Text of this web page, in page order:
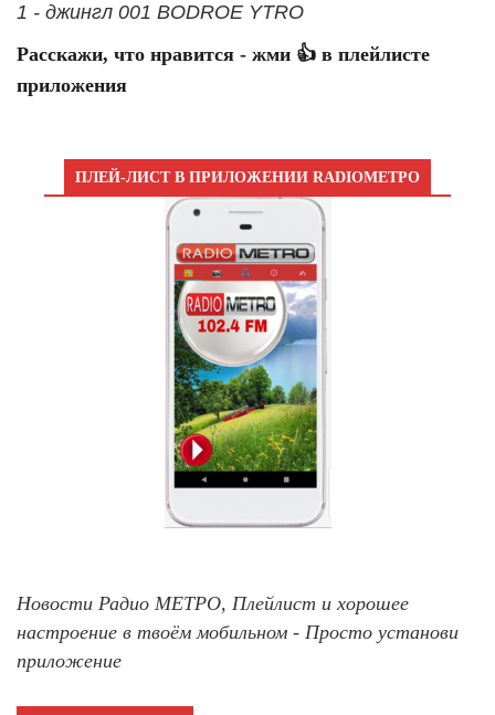
1 - джингл 001 BODROE YTRO
Расскажи, что нравится - жми 👍 в плейлисте
приложения
ПЛЕЙ-ЛИСТ В ПРИЛОЖЕНИИ RADIOМЕТРО
Новости Радио МЕТРО, Плейлист и хорошее
настроение в твоём мобильном - Просто установи
приложение